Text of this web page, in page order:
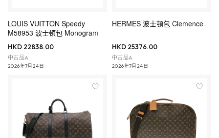
LOUIS VUITTON Speedy
M58953 波士頓包 Monogram
HKD 22838.00
中古品A
2026年7月24日
HERMES 波士頓包 Clemence
HKD 25376.00
中古品A
2026年7月24日